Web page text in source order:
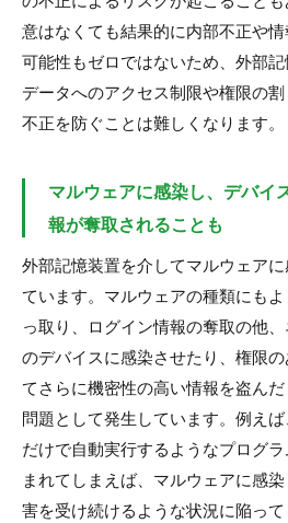
意はなくても結果的に内部不正や
可能性もゼロではないため、外部記
データへのアクセス制限や権限の
不正を防ぐことは難しくなります。
マルウェアに感染し、デバイ
報が奪取されることも
外部記憶装置を介してマルウェア
ています。マルウェアの種類にも
っ取り、ログイン情報の奪取の他
のデバイスに感染させたり、権限
てさらに機密性の高い情報を盗ん
問題として発生しています。例え
だけで自動実行するようなプログ
まれてしまえば、マルウェアに感
害を受け続けるような状況に陥って